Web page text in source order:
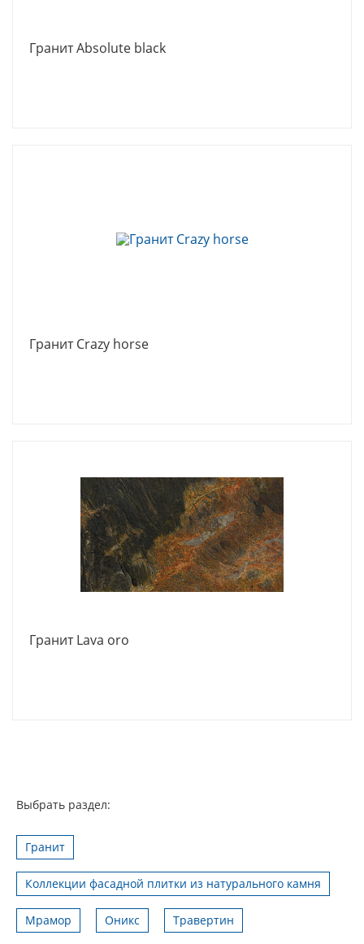
Гранит Absolute black
Гранит Crazy horse
Гранит Lava oro
Выбрать раздел:
Гранит
Коллекции фасадной плитки из натурального камня
Мрамор Оникс Травертин